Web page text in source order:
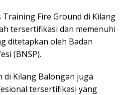
Fire Ground di Kilang
tersertifikasi dan memenuhi
ditetapkan oleh Badan
(BNSP).
di Kilang Balongan juga
tersertifikasi yang